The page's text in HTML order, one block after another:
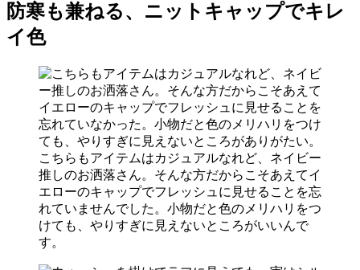
防寒も兼ねる、ニットキャップでキレ
イ色
こちらもアイテムはカジュアルなれど、ネイビー
推しのお洒落さん。そんな方だからこそあえてイ
エローのキャップでフレッシュに見せることを忘
れていませんでした。小物だと色のメリハリをつ
けても、やりすぎに見えないところがいいんで
す。